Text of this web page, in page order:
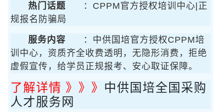
热门话题
：CPPM官方授权培训中心|正
规报名防骗局
服务内容
：中供国培官方授权CPPM培
训中心，资质齐全收费透明，无隐形消费，拒绝
虚假宣传，给学员正规报考、安心取证保障。
了解详情 》》》 中供国培全国采购
人才服务网